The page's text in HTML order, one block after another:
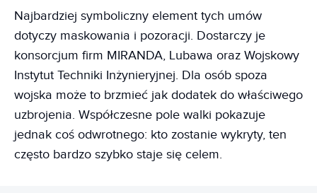
Najbardziej symboliczny element tych umów
dotyczy maskowania i pozoracji. Dostarczy je
konsorcjum firm MIRANDA, Lubawa oraz Wojskowy
Instytut Techniki Inżynieryjnej. Dla osób spoza
wojska może to brzmieć jak dodatek do właściwego
uzbrojenia. Współczesne pole walki pokazuje
jednak coś odwrotnego: kto zostanie wykryty, ten
często bardzo szybko staje się celem.